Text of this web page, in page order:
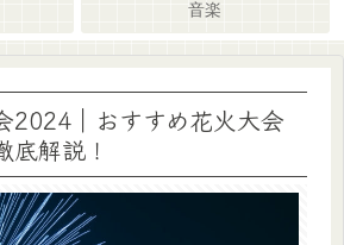
音楽
2024｜おすすめ花火大会
底解説！